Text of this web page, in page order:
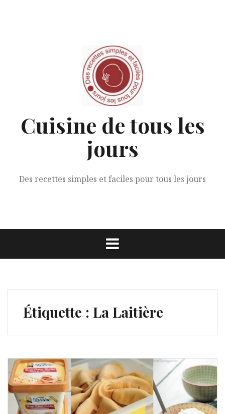
Cuisine de tous les
jours
Des recettes simples et faciles pour tous les jours
Étiquette : La Laitière